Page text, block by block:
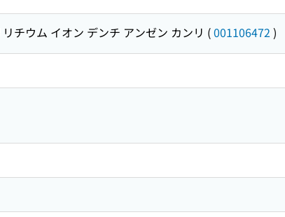
リチウム イオン デンチ アンゼン カンリ (001106472 )